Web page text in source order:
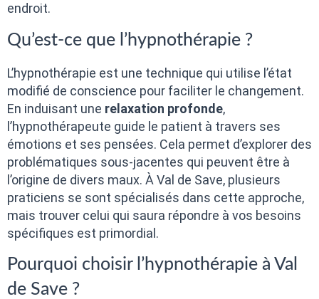
endroit.
Qu’est-ce que l’hypnothérapie ?
L’hypnothérapie est une technique qui utilise l’état
modifié de conscience pour faciliter le changement.
En induisant une relaxation profonde,
l’hypnothérapeute guide le patient à travers ses
émotions et ses pensées. Cela permet d’explorer des
problématiques sous-jacentes qui peuvent être à
l’origine de divers maux. À Val de Save, plusieurs
praticiens se sont spécialisés dans cette approche,
mais trouver celui qui saura répondre à vos besoins
spécifiques est primordial.
Pourquoi choisir l’hypnothérapie à Val
de Save ?